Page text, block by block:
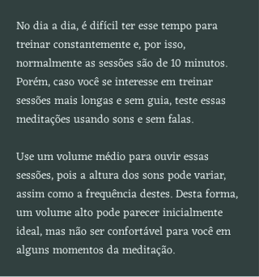
No dia a dia, é difícil ter esse tempo para
treinar constantemente e, por isso,
normalmente as sessões são de 10 minutos.
Porém, caso você se interesse em treinar
sessões mais longas e sem guia, teste essas
meditações usando sons e sem falas.
Use um volume médio para ouvir essas
sessões, pois a altura dos sons pode variar,
assim como a frequência destes. Desta forma,
um volume alto pode parecer inicialmente
ideal, mas não ser confortável para você em
alguns momentos da meditação.